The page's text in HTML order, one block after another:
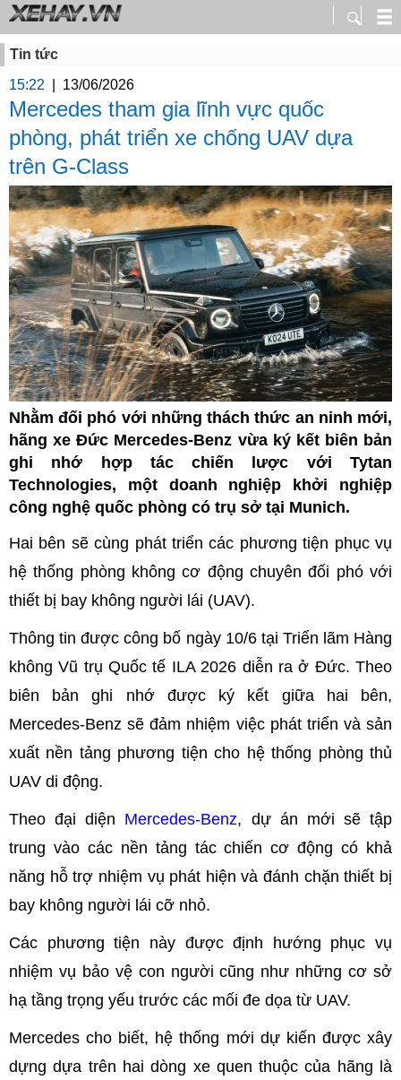
Tin tức
15:22
13/06/2026
Mercedes tham gia lĩnh vực quốc
phòng, phát triển xe chống UAV dựa
trên G-Class
Nhằm đối phó với những thách thức an ninh mới,
hãng xe Đức Mercedes-Benz vừa ký kết biên bản
ghi nhớ hợp tác chiến lược với Tytan
Technologies, một doanh nghiệp khởi nghiệp
công nghệ quốc phòng có trụ sở tại Munich.
Hai bên sẽ cùng phát triển các phương tiện phục vụ
hệ thống phòng không cơ động chuyên đối phó với
thiết bị bay không người lái (UAV).
Thông tin được công bố ngày 10/6 tại Triển lãm Hàng
không Vũ trụ Quốc tế ILA 2026 diễn ra ở Đức. Theo
biên bản ghi nhớ được ký kết giữa hai bên,
Mercedes-Benz sẽ đảm nhiệm việc phát triển và sản
xuất nền tảng phương tiện cho hệ thống phòng thủ
UAV di động.
Theo đại diện Mercedes-Benz, dự án mới sẽ tập
trung vào các nền tảng tác chiến cơ động có khả
năng hỗ trợ nhiệm vụ phát hiện và đánh chặn thiết bị
bay không người lái cỡ nhỏ.
Các phương tiện này được định hướng phục vụ
nhiệm vụ bảo vệ con người cũng như những cơ sở
hạ tầng trọng yếu trước các mối đe dọa từ UAV.
Mercedes cho biết, hệ thống mới dự kiến được xây
dựng dựa trên hai dòng xe quen thuộc của hãng là